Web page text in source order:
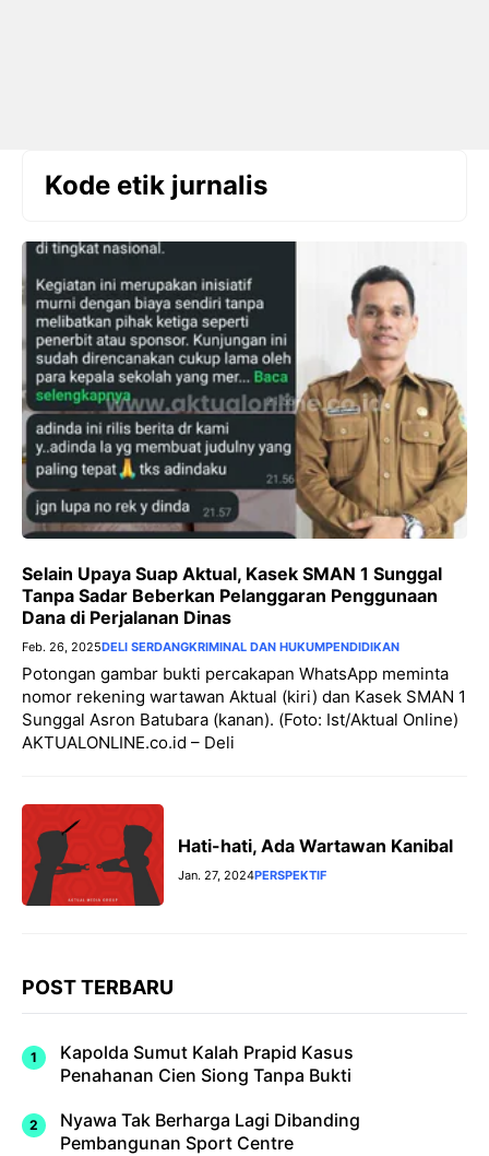
Kode etik jurnalis
Selain Upaya Suap Aktual, Kasek SMAN 1 Sunggal
Tanpa Sadar Beberkan Pelanggaran Penggunaan
Dana di Perjalanan Dinas
Feb. 26, 2025DELI SERDANGKRIMINAL DAN HUKUMPENDIDIKAN
Potongan gambar bukti percakapan WhatsApp meminta
nomor rekening wartawan Aktual (kiri) dan Kasek SMAN 1
Sunggal Asron Batubara (kanan). (Foto: Ist/Aktual Online)
AKTUALONLINE.co.id – Deli
Hati-hati, Ada Wartawan Kanibal
Jan. 27, 2024PERSPEKTIF
POST TERBARU
Kapolda Sumut Kalah Prapid Kasus
Penahanan Cien Siong Tanpa Bukti
Nyawa Tak Berharga Lagi Dibanding
Pembangunan Sport Centre